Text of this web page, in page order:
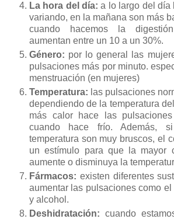
La hora del día:a lo largo del día
variando, en la mañana son más
cuando hacemos la
aumentan entre un 10 a un 30%.
Género: por lo general las
pulsaciones más por minuto.
menstruación (en mujeres)
Temperatura: las pulsaciones
dependiendo de la temperatura
más calor hace las
cuando hace frío. Además,
temperatura son muy bruscos, el
un estímulo para que la mayor
aumente o disminuya la
Fármacos: existen diferentes
aumentar las pulsaciones como
y alcohol.
Deshidratación: cuando